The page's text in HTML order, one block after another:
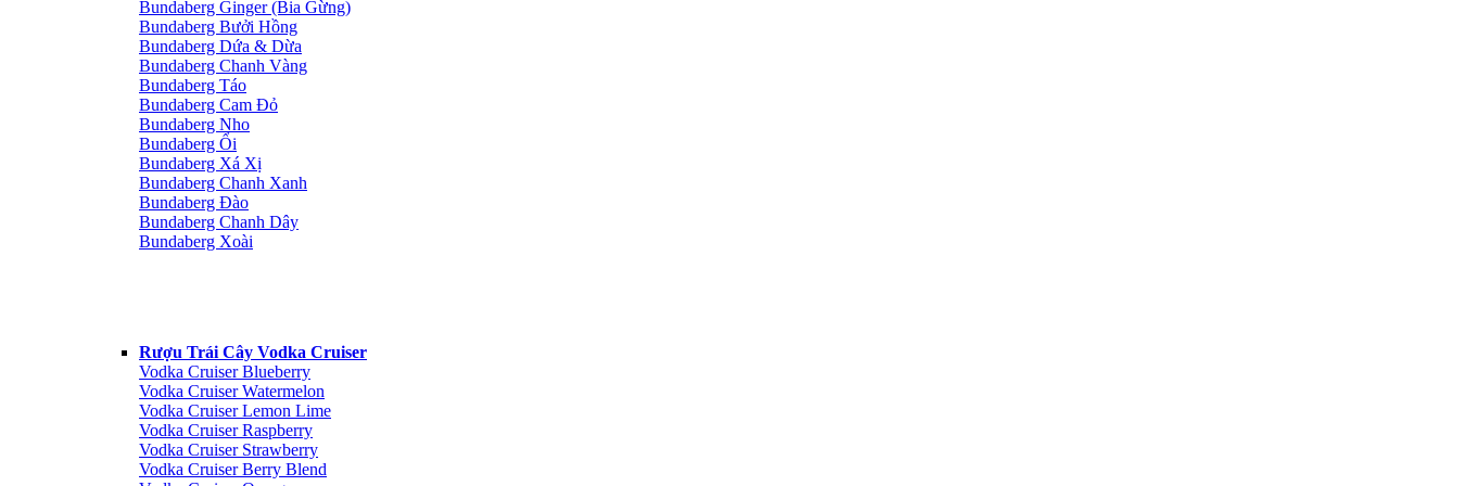
Bundaberg Ginger (Bia Gừng)
Bundaberg Bưởi Hồng
Bundaberg Dứa & Dừa
Bundaberg Chanh Vàng
Bundaberg Táo
Bundaberg Cam Đỏ
Bundaberg Nho
Bundaberg Ổi
Bundaberg Xá Xị
Bundaberg Chanh Xanh
Bundaberg Đào
Bundaberg Chanh Dây
Bundaberg Xoài
Rượu Trái Cây Vodka Cruiser
Vodka Cruiser Blueberry
Vodka Cruiser Watermelon
Vodka Cruiser Lemon Lime
Vodka Cruiser Raspberry
Vodka Cruiser Strawberry
Vodka Cruiser Berry Blend